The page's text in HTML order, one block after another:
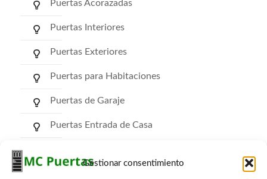
Gestionar consentimiento
Puertas Acorazadas
Puertas Interiores
Puertas Exteriores
Puertas para Habitaciones
Puertas de Garaje
Puertas Entrada de Casa